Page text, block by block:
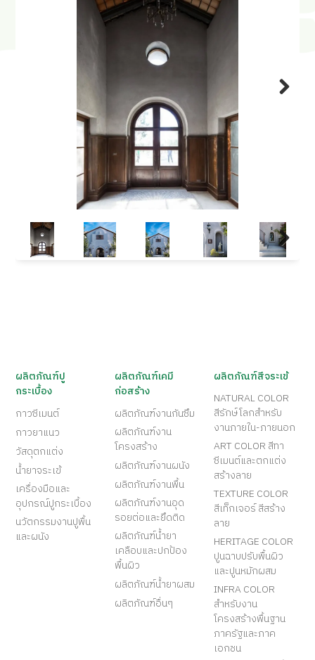
Next
ผลิตภัณฑ์ปู
กระเบื้อง
กาวซีเมนต์
กาวยาแนว
วัสดุตกแต่ง
น้ำยาจระเข้
เครื่องมือและ
อุปกรณ์ปูกระเบื้อง
นวัตกรรมงานปูพื้น
และผนัง
ผลิตภัณฑ์เคมี
ก่อสร้าง
ผลิตภัณฑ์งานกันซึม
ผลิตภัณฑ์งาน
โครงสร้าง
ผลิตภัณฑ์งานผนัง
ผลิตภัณฑ์งานพื้น
ผลิตภัณฑ์งานอุด
รอยต่อและยึดติด
ผลิตภัณฑ์น้ำยา
เคลือบและปกป้อง
พื้นผิว
ผลิตภัณฑ์น้ำยาผสม
ผลิตภัณฑ์อื่นๆ
ผลิตภัณฑ์สีจระเข้
NATURAL COLOR
สีรักษ์โลกสำหรับ
งานภายใน-ภายนอก
ART COLOR สีทา
ซีเมนต์และตกแต่ง
สร้างลาย
TEXTURE COLOR
สีเท็กเจอร์ สีสร้าง
ลาย
HERITAGE COLOR
ปูนฉาบปรับพื้นผิว
และปูนหมักผสม
INFRA COLOR
สำหรับงาน
โครงสร้างพื้นฐาน
ภาครัฐและภาค
เอกชน